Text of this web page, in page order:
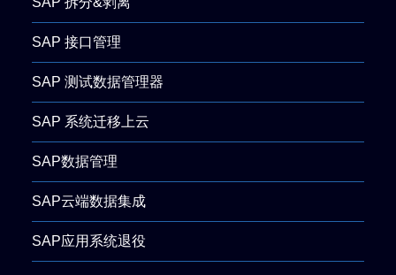
SAP 接口管理
SAP 测试数据管理器
SAP 系统迁移上云
SAP数据管理
SAP云端数据集成
SAP应用系统退役